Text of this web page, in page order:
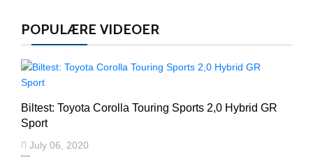
POPULÆRE VIDEOER
Biltest: Toyota Corolla Touring Sports 2,0 Hybrid GR
Sport
July 06, 2020